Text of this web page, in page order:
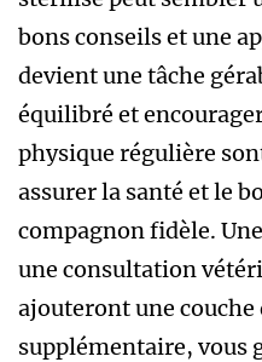
bons conseils et une
devient une tâche
équilibré et
physique régulière
assurer la santé et le
compagnon fidèle.
une consultation
ajouteront une couche
supplémentaire, vous